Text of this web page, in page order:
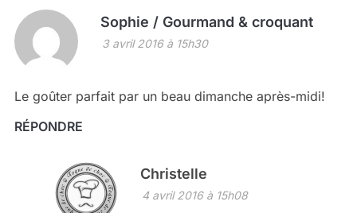
Sophie / Gourmand & croquant
3 avril 2016 à 15h30
Le goûter parfait par un beau dimanche après-midi!
RÉPONDRE
Christelle
4 avril 2016 à 15h08